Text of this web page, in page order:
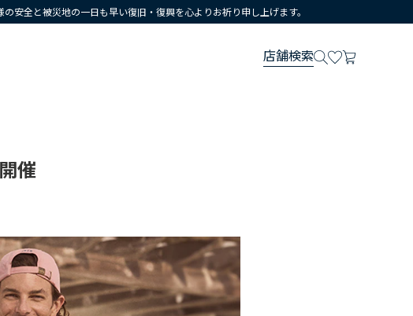
安全と被災地の一日も早い復旧・復興を心よりお祈り申し上げます。
店舗検索
催